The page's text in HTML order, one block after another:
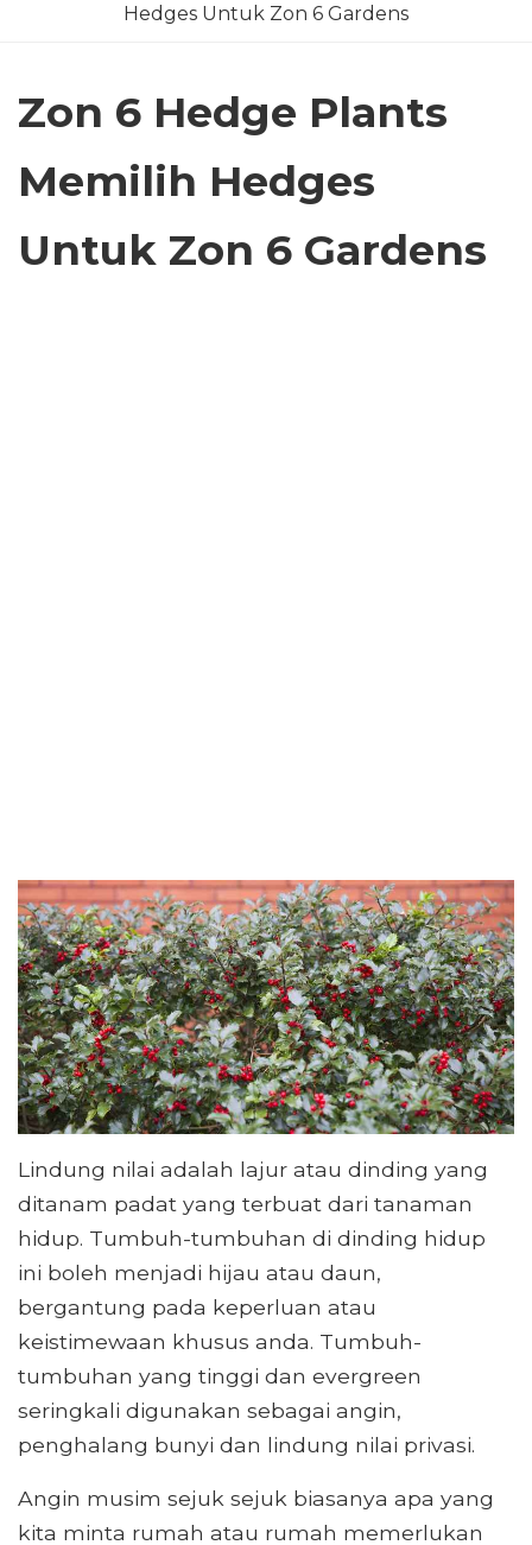
Hedges Untuk Zon 6 Gardens
Zon 6 Hedge Plants
Memilih Hedges
Untuk Zon 6 Gardens
Lindung nilai adalah lajur atau dinding yang
ditanam padat yang terbuat dari tanaman
hidup. Tumbuh-tumbuhan di dinding hidup
ini boleh menjadi hijau atau daun,
bergantung pada keperluan atau
keistimewaan khusus anda. Tumbuh-
tumbuhan yang tinggi dan evergreen
seringkali digunakan sebagai angin,
penghalang bunyi dan lindung nilai privasi.
Angin musim sejuk sejuk biasanya apa yang
kita minta rumah atau rumah memerlukan